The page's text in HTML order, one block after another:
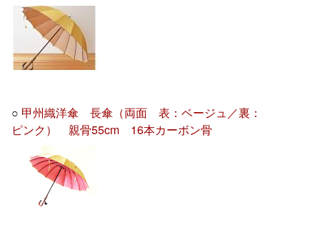
○ 甲州織洋傘 長傘（両面 表：ベージュ／裏：
ピンク） 親骨55cm 16本カーボン骨